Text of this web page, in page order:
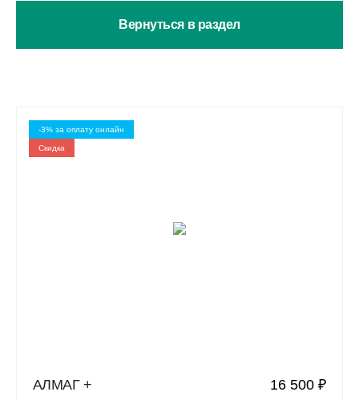
Вернуться в раздел
-3% за оплату онлайн
Скидкa
АЛМАГ + 16 500 ₽